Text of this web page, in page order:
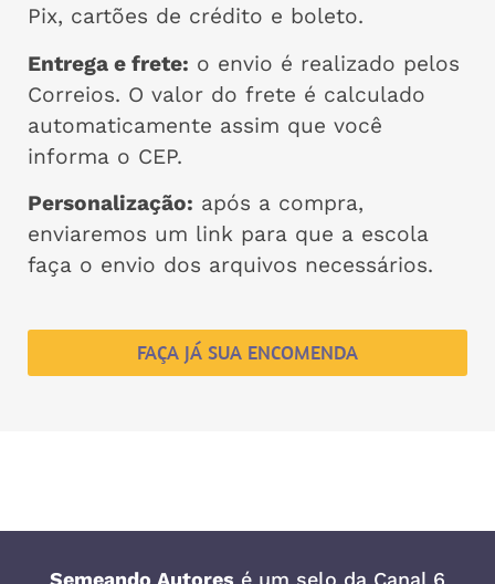
Pix, cartões de crédito e boleto.
Entrega e frete: o envio é realizado pelos
Correios. O valor do frete é calculado
automaticamente assim que você
informa o CEP.
Personalização: após a compra,
enviaremos um link para que a escola
faça o envio dos arquivos necessários.
FAÇA JÁ SUA ENCOMENDA
Semeando Autores é um selo da Canal 6